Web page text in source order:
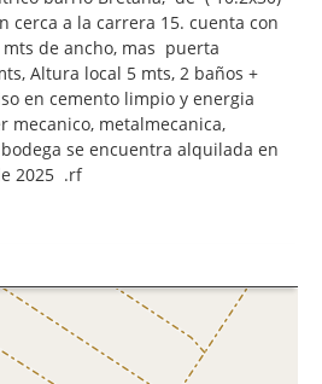
cerca a la carrera 15. cuenta con
de ancho, mas puerta
Altura local 5 mts, 2 baños +
en cemento limpio y energia
mecanico, metalmecanica,
se encuentra alquilada en
2025 .rf